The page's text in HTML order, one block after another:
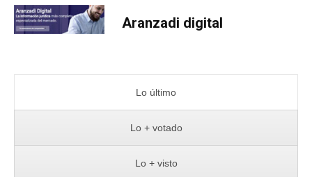
Aranzadi digital
Lo último
Lo + votado
Lo + visto